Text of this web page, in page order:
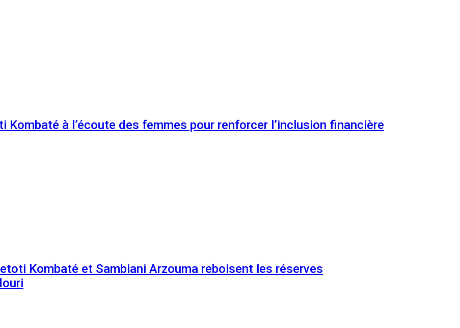
Kombaté à l’écoute des femmes pour renforcer l’inclusion financière
Kombaté et Sambiani Arzouma reboisent les réserves